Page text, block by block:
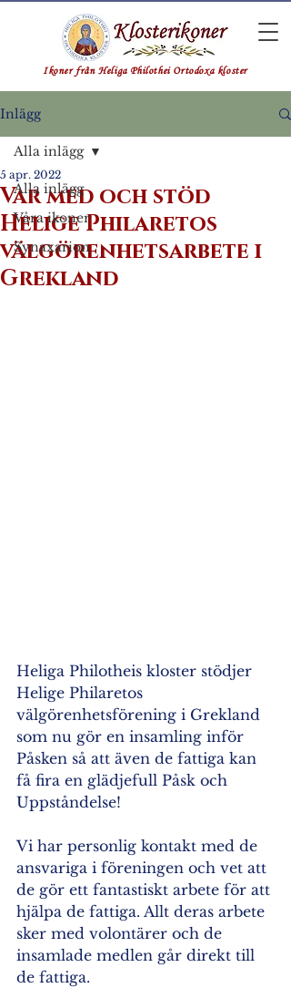
Ikoner från Heliga Philothei Ortodoxa kloster
Inlägg
Alla inlägg
Våra ikoner
Synaxarion
Alla inlägg
Var med och stöd
Helige Philaretos
välgörenhetsarbete i
Grekland
5 apr. 2022
Heliga Philotheis kloster stödjer
Helige Philaretos
välgörenhetsförening i Grekland
som nu gör en insamling inför
Påsken så att även de fattiga kan
få fira en glädjefull Påsk och
Uppståndelse!
Vi har personlig kontakt med de
ansvariga i föreningen och vet att
de gör ett fantastiskt arbete för att
hjälpa de fattiga. Allt deras arbete
sker med volontärer och de
insamlade medlen går direkt till
de fattiga.